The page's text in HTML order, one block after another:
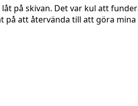
på skivan. Det var kul att
att återvända till att göra